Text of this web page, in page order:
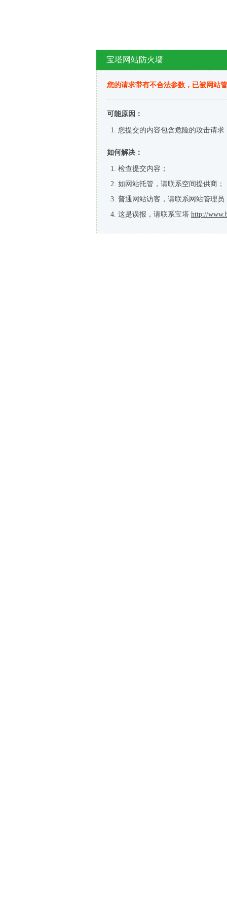
宝塔网站防火墙
您的请求带有不合法参数，已被网站
可能原因：
您提交的内容包含危险的攻击请求
如何解决：
检查提交内容；
如网站托管，请联系空间提供商；
普通网站访客，请联系网站管理员
这是误报，请联系宝塔 http://